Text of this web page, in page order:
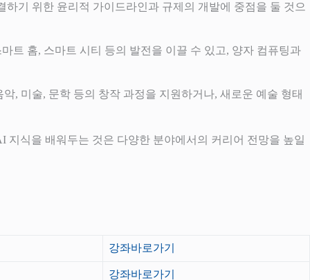
기 위한 윤리적 가이드라인과 규제의 개발에 중점을 둘 것으
트 홈, 스마트 시티 등의 발전을 이끌 수 있고, 양자 컴퓨팅과
, 미술, 문학 등의 창작 과정을 지원하거나, 새로운 예술 형태
식을 배워두는 것은 다양한 분야에서의 커리어 전망을 높일
강좌바로가기
강좌바로가기